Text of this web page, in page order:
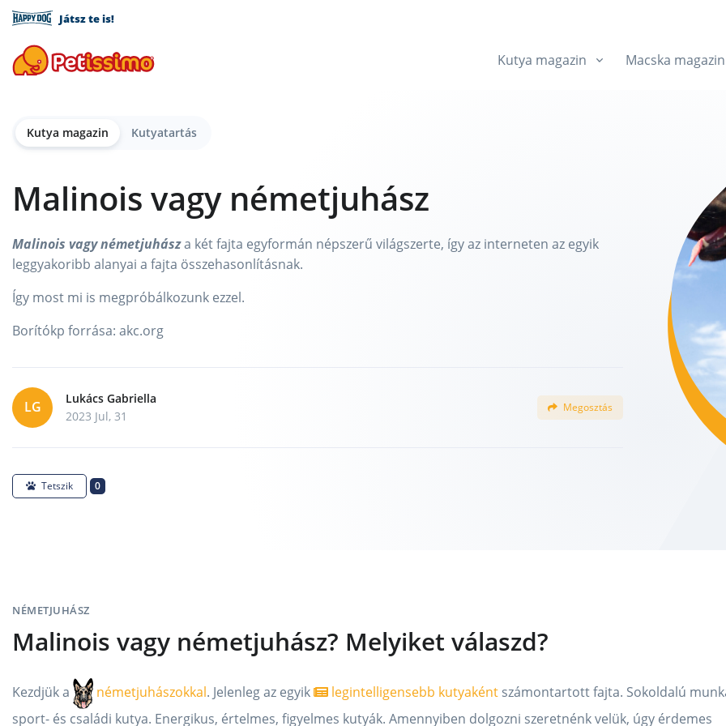
Játsz te is!
Kutya magazin Macska magazin
Kutya magazin Kutyatartás
Malinois vagy németjuhász
Malinois vagy németjuhásza két fajta egyformán népszerű világszerte, így az interneten az egyik
leggyakoribb alanyai a fajta összehasonlításnak.
Így most mi is megpróbálkozunk ezzel.
Borítókp forrása: akc.org
LG
Lukács Gabriella
2023 Jul, 31
Megosztás
Tetszik 0
NÉMETJUHÁSZ
Malinois vagy németjuhász? Melyiket válaszd?
Kezdjük a németjuhászokkal. Jelenleg az egyik legintelligensebb kutyaként számontartott fajta. Sokoldalú
sport- és családi kutya. Energikus, értelmes, figyelmes kutyák. Amennyiben dolgozni szeretnénk velük, úgy érdemes